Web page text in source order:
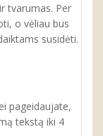
tvarumas. Per
o vėliau bus
susidėti.
pageidaujate,
tekstą iki 4